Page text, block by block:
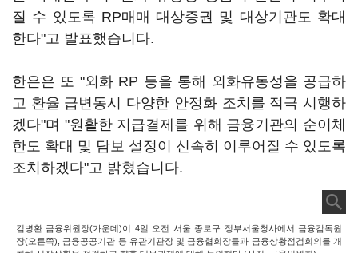
질 수 있도록 RP매매 대상증권 및 대상기관도 확대
한다"고 발표했습니다.
한은은 또 "외화 RP 등을 통해 외화유동성을 공급하
고 환율 급변동시 다양한 안정화 조치를 적극 시행하
겠다"며 "원활한 지급결제를 위해 금융기관의 순이체
한도 확대 및 담보 설정이 신속히 이루어질 수 있도록
조치하겠다"고 밝혔습니다.
김병환 금융위원장(가운데)이 4일 오전 서울 종로구 정부서울청사에서 금융감독원
장(오른쪽), 금융공공기관 등 유관기관장 및 금융협회장들과 금융상황점검회의를 개